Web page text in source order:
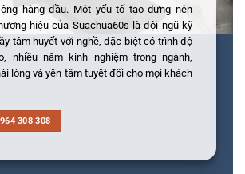
hàng đầu. Một yếu tố tạo dựng nên
hiệu của Suachua60s là đội ngũ kỹ
tâm huyết với nghề, đặc biệt có trình độ
nhiều năm kinh nghiệm trong ngành,
lòng và yên tâm tuyệt đối cho mọi khách
308 308